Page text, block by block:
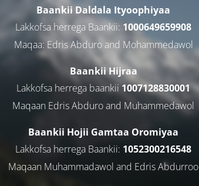
Baankii Daldala Ityoophiyaa
Lakkofsa herrega Baankii: 1000649659908
Maqaa: Edris Abduro and Mohammedawol
Baankii Hijraa
Lakkofsa herrega baankii 1007128830001
Maqaan Edris Abduro and Muhammedawol
Baankii Hojii Gamtaa Oromiyaa
Lakkofsa herrega Baankii: 1052300216548
Maqaan Muhammadawol and Edris Abdurroo